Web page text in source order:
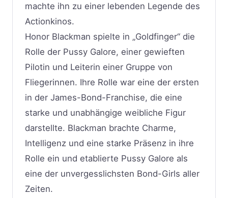
machte ihn zu einer lebenden Legende des
Actionkinos.
Honor Blackman spielte in „Goldfinger“ die
Rolle der Pussy Galore, einer gewieften
Pilotin und Leiterin einer Gruppe von
Fliegerinnen. Ihre Rolle war eine der ersten
in der James-Bond-Franchise, die eine
starke und unabhängige weibliche Figur
darstellte. Blackman brachte Charme,
Intelligenz und eine starke Präsenz in ihre
Rolle ein und etablierte Pussy Galore als
eine der unvergesslichsten Bond-Girls aller
Zeiten.